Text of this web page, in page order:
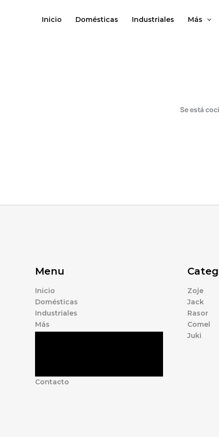
Inicio Domésticas Industriales Más
Se está
Menu
Inicio
Domésticas
Industriales
Más
Contacto
Zoje
Jack
Rasor
Comel
Juki